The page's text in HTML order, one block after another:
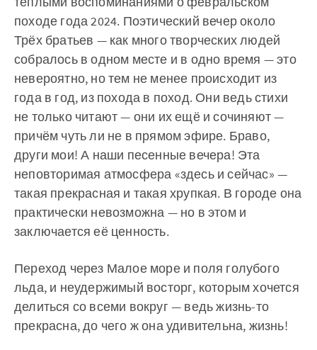
походе года 2024. Поэтический вечер около
Трёх братьев — как много творческих людей
собралось в одном месте и в одно время — это
невероятно, но тем не менее происходит из
года в год, из похода в поход. Они ведь стихи
не только читают — они их ещё и сочиняют —
причём чуть ли не в прямом эфире. Браво,
други мои! А наши песенные вечера! Эта
неповторимая атмосфера «здесь и сейчас» —
такая прекрасная и такая хрупкая. В городе она
практически невозможна — но в этом и
заключается её ценность.
Переход через Малое море и поля голубого
льда, и неудержимый восторг, которым хочется
делиться со всеми вокруг — ведь жизнь-то
прекрасна, до чего ж она удивительна, жизнь!